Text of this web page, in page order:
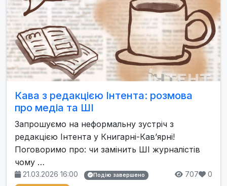
Кава з редакцією Інтента: розмова
про медіа та ШІ
Запрошуємо на неформальну зустріч з
редакцією Інтента у Книгарні-Кавʼярні!
Поговоримо про: чи замінить ШІ журналістів
чому …
21.03.2026 16:00 Подію завершено 707 0